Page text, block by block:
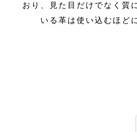
おり、見た目だけでなく質
いる革は使い込むほど